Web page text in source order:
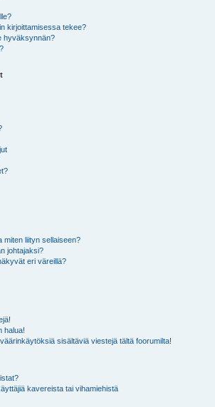
kirjoittamisessa tekee?
hyväksynnän?
miten liityn sellaiseen?
johtajaksi?
eri väreillä?
halua!
sisältäviä viestejä tältä foorumilta!
kavereista tai vihamiehistä